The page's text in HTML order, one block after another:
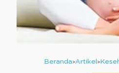
Beranda Artikel